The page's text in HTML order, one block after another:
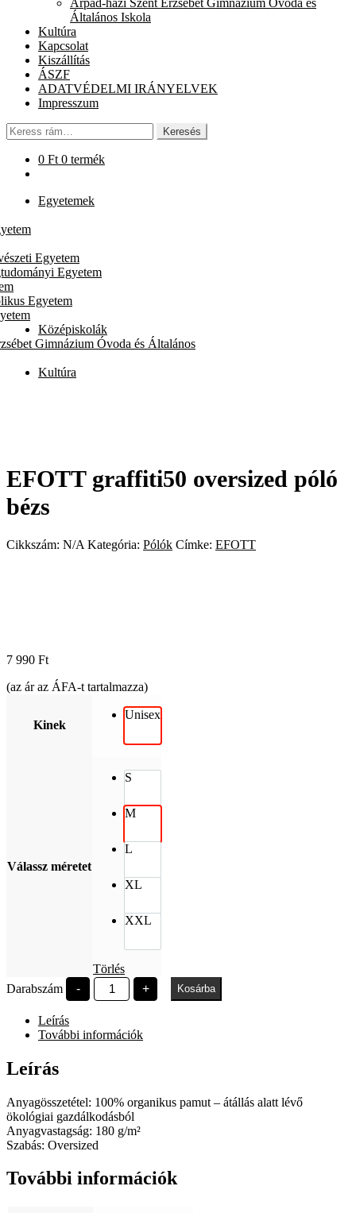
Árpád-házi Szent Erzsébet Gimnázium Óvoda és
Általános Iskola
Kultúra
Kapcsolat
Kiszállítás
ÁSZF
ADATVÉDELMI IRÁNYELVEK
Impresszum
Keresés
a
következőre:
Keresés
0 Ft 0 termék
Egyetemek
Egyetem
Egyetem
Egyetem
Középiskolák
Gimnázium Óvoda és Általános
Kultúra
EFOTT graffiti50 oversized póló
bézs
Cikkszám: N/A Kategória: Pólók Címke: EFOTT
7 990 Ft
(az ár az ÁFA-t tartalmazza)
Kinek
Unisex
Válassz méretet
S
M
L
XL
XXL
Törlés
Darabszám
-
EFOTT
graffiti50
bézs
+ Kosárba
Leírás
További információk
Leírás
Anyagösszetétel: 100% organikus pamut – átállás alatt lévő
ökológiai gazdálkodásból
Anyagvastagság: 180 g/m²
Szabás: Oversized
További információk